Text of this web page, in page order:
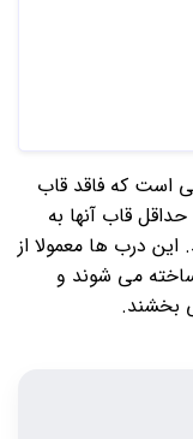
است که فاقد قاب
قاب آنها به
درب ها معمولا از
۱۰ میلی‌متر) ساخته می شوند و
بخشند.